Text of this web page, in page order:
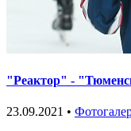
"Реактор" -
23.09.2021 •